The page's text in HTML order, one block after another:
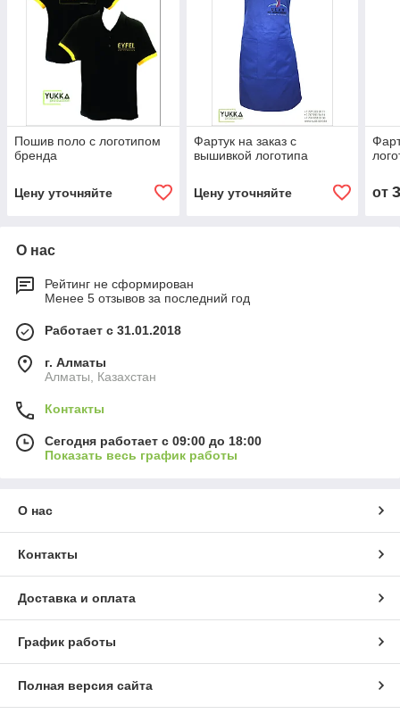
Пошив поло с логотипом
бренда
Цену уточняйте
Фартук на заказ с
вышивкой логотипа
Цену уточняйте от
О нас
Рейтинг не сформирован
Менее 5 отзывов за последний год
Работает с 31.01.2018
г. Алматы
Алматы, Казахстан
Контакты
Сегодня работает с 09:00 до 18:00
Показать весь график работы
О нас
Контакты
Доставка и оплата
График работы
Полная версия сайта